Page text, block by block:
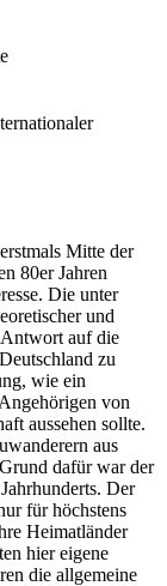
Mitte der
80er Jahren
Die unter
und
Antwort auf die
zu
wie ein
von
aussehen sollte.
aus
dafür war der
Der
für höchstens
Heimatländer
hier eigene
die allgemeine